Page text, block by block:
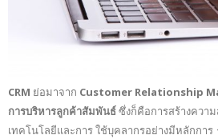
CRM ย่อมาจาก Customer Relationship
การบริหารลูกค้าสัมพันธ์ซึ่งก็คือการสร้างควา
เทคโนโลยีและการ ใช้บุคลากรอย่างมีหลักการ